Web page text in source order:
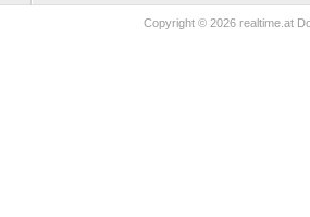
Copyright © 2026 realtime.at